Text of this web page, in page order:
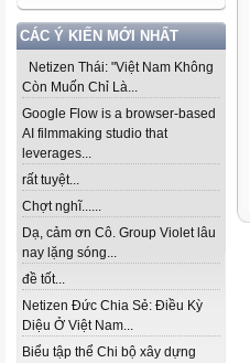
CÁC Ý KIẾN MỚI NHẤT
Netizen Thái: "Việt Nam Không
Còn Muốn Chỉ Là...
Google Flow is a browser-based
AI filmmaking studio that
leverages...
rất tuyệt...
Chợt nghĩ......
Dạ, cảm ơn Cô. Group Violet lâu
nay lặng sóng...
đề tốt...
Netizen Đức Chia Sẻ: Điều Kỳ
Diệu Ở Việt Nam...
Biểu tập thể Chi bộ xây dựng